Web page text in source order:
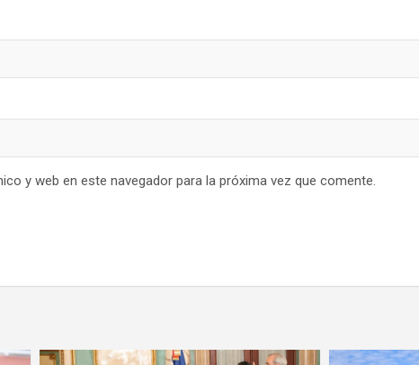
y web en este navegador para la próxima vez que comente.